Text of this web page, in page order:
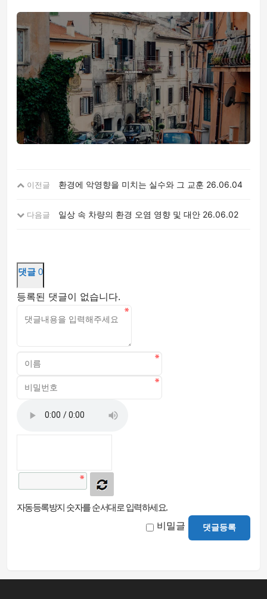
이전글 환경에 악영향을 미치는 실수와 그 교훈 26.06.04
다음글 일상 속 차량의 환경 오염 영향 및 대안 26.06.02
댓글 0
등록된 댓글이 없습니다.
자동등록방지 숫자를 순서대로 입력하세요.
비밀글 댓글등록